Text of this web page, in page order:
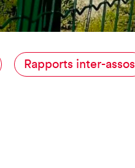
Rapports inter-assos